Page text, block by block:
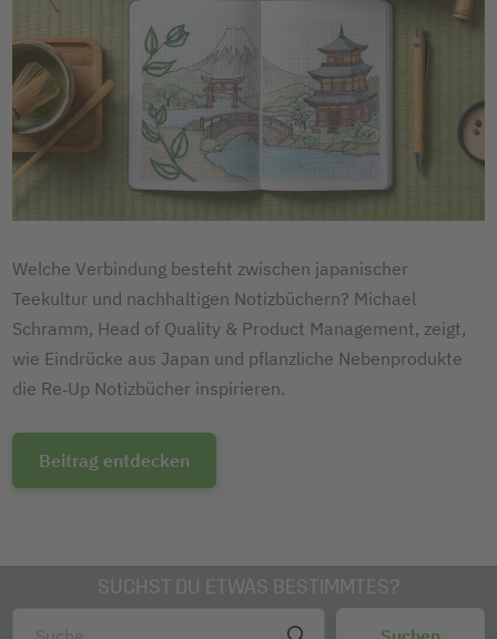
Welche Verbindung besteht zwischen japanischer
Teekultur und nachhaltigen Notizbüchern? Michael
Schramm, Head of Quality & Product Management, zeigt,
wie Eindrücke aus Japan und pflanzliche Nebenprodukte
die Re‑Up Notizbücher inspirieren.
Beitrag entdecken
SUCHST DU ETWAS BESTIMMTES?